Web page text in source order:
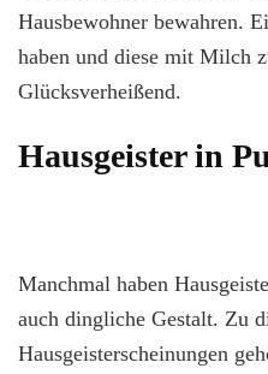
Hausbewohner bewahren.
haben und diese mit Milch
Glücksverheißend.
Hausgeister in
Manchmal haben
auch dingliche Gestalt. Zu
Hausgeisterscheinungen